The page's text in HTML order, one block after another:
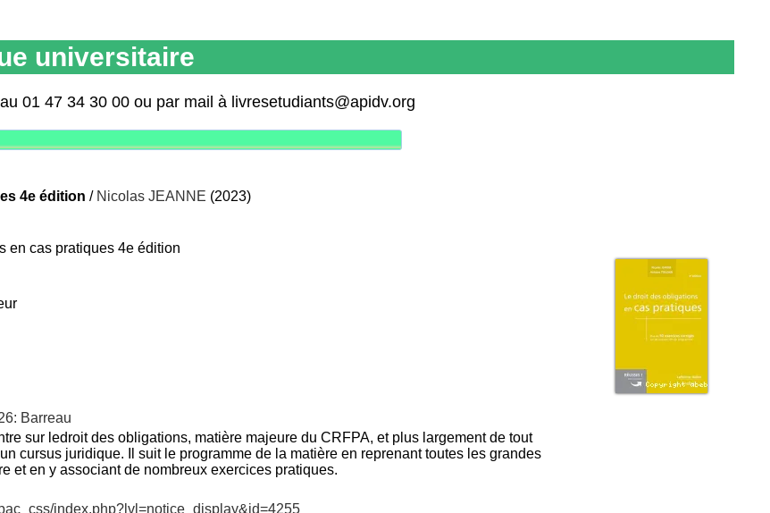
universitaire
01 47 34 30 00 ou par mail à livresetudiants@apidv.org
4e édition / Nicolas JEANNE (2023)
en cas pratiques 4e édition
Barreau
sur ledroit des obligations, matière majeure du CRFPA, et plus largement de tout
cursus juridique. Il suit le programme de la matière en reprenant toutes les grandes
et en y associant de nombreux exercices pratiques.
index.php?lvl=notice_display&id=4255